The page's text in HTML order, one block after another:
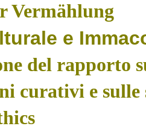
Vermählung
e
del rapporto
curativi e sulle